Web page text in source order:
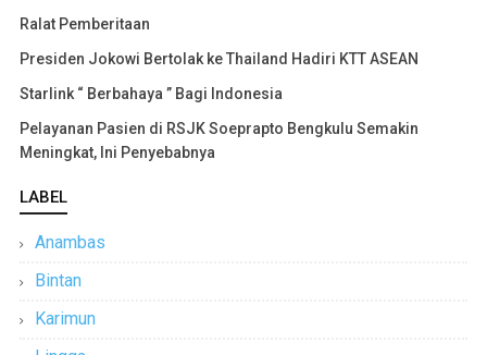
Ralat Pemberitaan
Presiden Jokowi Bertolak ke Thailand Hadiri KTT ASEAN
Starlink “ Berbahaya ” Bagi Indonesia
Pelayanan Pasien di RSJK Soeprapto Bengkulu Semakin
Meningkat, Ini Penyebabnya
LABEL
Anambas
Bintan
Karimun